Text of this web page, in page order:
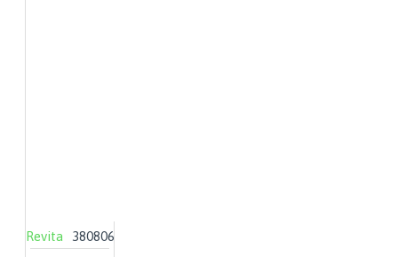
Revita 380806